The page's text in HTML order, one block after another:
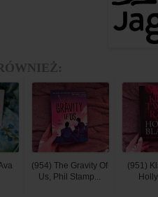
(954) The Gravity Of
Us, Phil Stamp...
(951)